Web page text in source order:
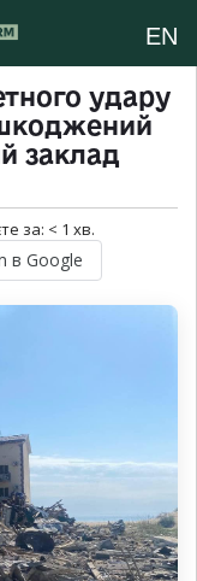
EN
удару
заклад
за: < 1 хв.
в Google